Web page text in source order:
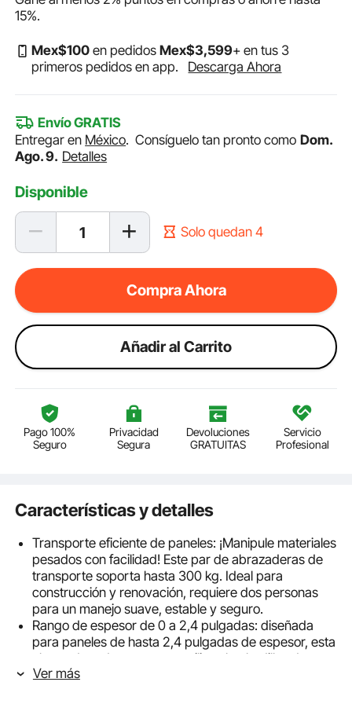
15%.
Mex$100 en pedidosMex$3,599+ en tus 3
primeros pedidos en app.
Descarga Ahora
Envío GRATIS
Entregar en México.Consíguelo tan pronto como Dom.
Ago. 9. Detalles
Disponible
Solo quedan 4
Compra Ahora
Añadir al Carrito
Pago 100%
Seguro
Privacidad
Segura
Devoluciones
GRATUITAS
Servicio
Profesional
Características y detalles
Transporte eficiente de paneles: ¡Manipule materiales
pesados con facilidad! Este par de abrazaderas de
transporte soporta hasta 300 kg. Ideal para
construcción y renovación, requiere dos personas
para un manejo suave, estable y seguro.
Rango de espesor de 0 a 2,4 pulgadas: diseñada
para paneles de hasta 2,4 pulgadas de espesor, esta
abrazadera de transporte utiliza almohadillas de
goma antideslizantes para garantizar un agarre firme
Ver más